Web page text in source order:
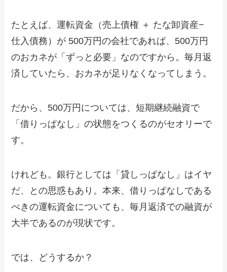
たとえば、運転資金（売上債権 ＋ たな卸資産−
仕入債務）が 500万円の会社であれば、500万円
のおカネが「ずっと必要」なのですから。毎月返
済していたら、おカネが足りなくなってしまう。
だから、500万円については、短期継続融資で
「借りっぱなし」の状態をつくるのがセオリーで
す。
けれども。銀行としては「貸しっぱなし」はイヤ
だ、との思惑もあり。本来、借りっぱなしである
べきの運転資金についても、毎月返済での融資が
大半であるのが現状です。
では、どうするか？